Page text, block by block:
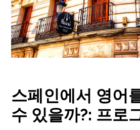
스페인에서 영어
수 있을까?: 프로